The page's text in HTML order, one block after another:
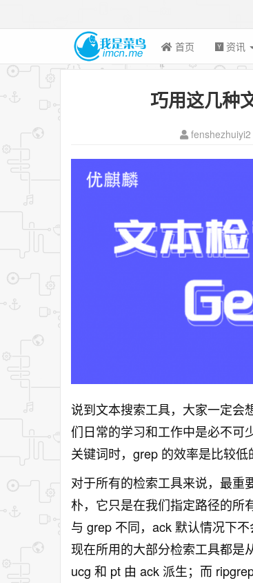
首页 资讯
巧用这几种
fenshezhuiyi2
说到文本搜索工具，大家一定会
们日常的学习和工作中是必不可
关键词时，grep 的效率是比较低
对于所有的检索工具来说，最重
朴，它只是在我们指定路径的所
与 grep 不同，ack 默认情况下
现在所用的大部分检索工具都是
ucg 和 pt 由 ack 派生；而